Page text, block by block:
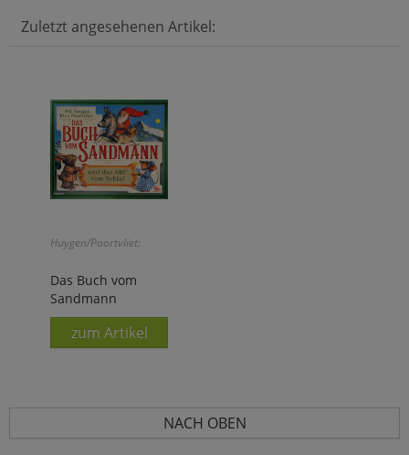
Zuletzt angesehenen Artikel:
Huygen/Poortvliet:
Das Buch vom
Sandmann
zum Artikel
NACH OBEN